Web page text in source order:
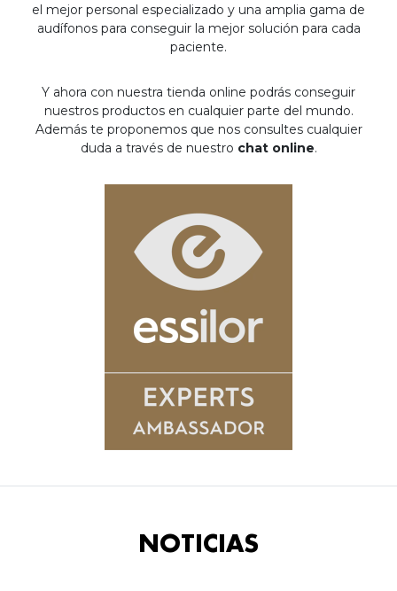
el mejor personal especializado y una amplia gama de
audífonos para conseguir la mejor solución para cada
paciente.
Y ahora con nuestra tienda online podrás conseguir
nuestros productos en cualquier parte del mundo.
Además te proponemos que nos consultes cualquier
duda a través de nuestro chat online.
NOTICIAS